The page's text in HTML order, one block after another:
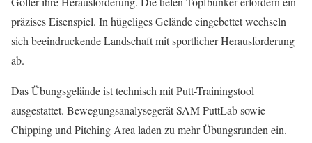
präzises Eisenspiel. In hügeliges Gelände eingebettet wechseln
sich beeindruckende Landschaft mit sportlicher Herausforderung
ab.
Das Übungsgelände ist technisch mit Putt-Trainingstool
ausgestattet. Bewegungsanalysegerät SAM PuttLab sowie
Chipping und Pitching Area laden zu mehr Übungsrunden ein.